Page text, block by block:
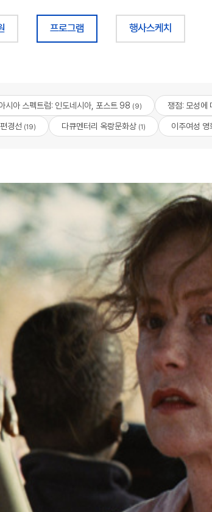
프로그램 행사스케치
시아 스펙트럼: 인도네시아, 포스트 98 (9) 쟁점: 모성에
경선 (19) 다큐멘터리 옥랑문화상(1) 이주여성